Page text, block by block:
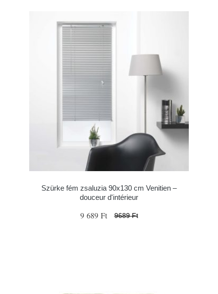
Szürke fém zsaluzia 90x130 cm Venitien –
douceur d'intérieur
9 689 Ft 9689 Ft